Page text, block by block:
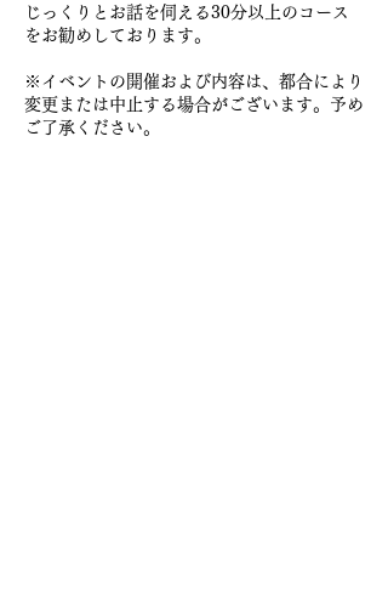
じっくりとお話を伺える30分以上のコース
をお勧めしております。
※イベントの開催および内容は、都合により
変更または中止する場合がございます。予め
ご了承ください。